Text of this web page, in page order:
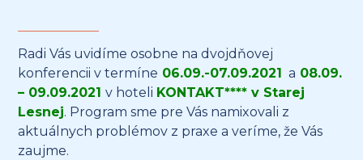
Radi Vás uvidíme osobne na dvojdňovej
konferencii v termíne 06.09.-07.09.2021 a 08.09.
– 09.09.2021v hoteli KONTAKT**** v Starej
Lesnej. Program sme pre Vás namixovali z
aktuálnych problémov z praxe a veríme, že Vás
zaujme.